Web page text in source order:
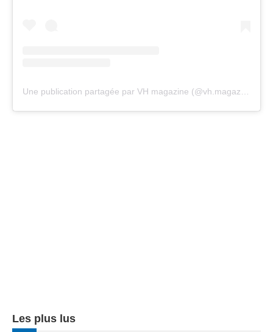
Une publication partagée par VH magazine (@vh.magazine)
Les plus lus